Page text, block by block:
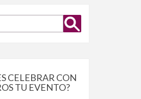
Buscar
CELEBRAR CON
TU EVENTO?